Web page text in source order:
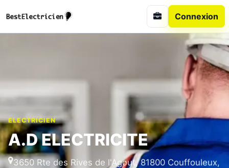
Connexion
ELECTRICIEN
A.D ELECTRICITE
3650 Rte des Rives de l'Agout, 81800 Couffouleux,